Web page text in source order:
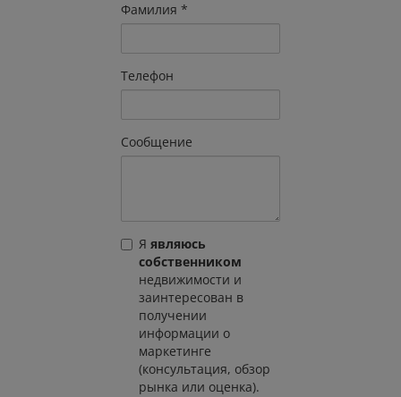
Фамилия
Телефон
Сообщение
Я являюсь
собственником
недвижимости и
заинтересован в
получении
информации о
маркетинге
(консультация, обзор
рынка или оценка).